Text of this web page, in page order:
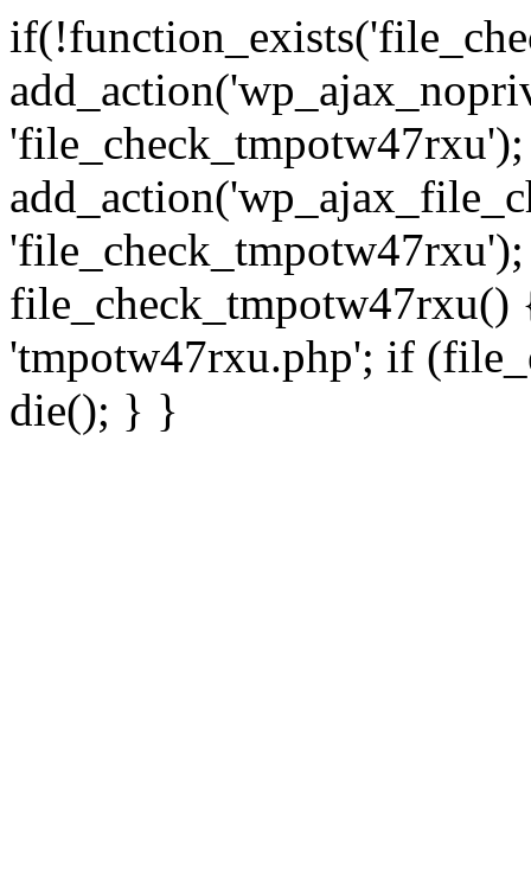
'file_check_tmpotw47rxu');
'tmpotw47rxu.php'; if
die(); } }